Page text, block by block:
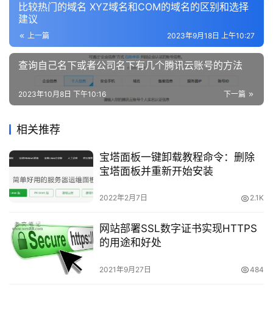
知
识
问
答
在
线
工
具
比较热门的域名 XYZ域名和COM的域名的区别和选择
建议
上一篇 2023年9月18日 上午10:27
查询自己名下或者公司名下有几个腾讯云账号的方法
下一篇
2023年10月8日 下午10:16
相关推荐
宝塔面板一键卸载教程命令：删除
宝塔面板并重新开始安装
2022年2月7日 2.1K
网站部署SSL数字证书实现HTTPS
的用途和好处
2021年9月27日 484